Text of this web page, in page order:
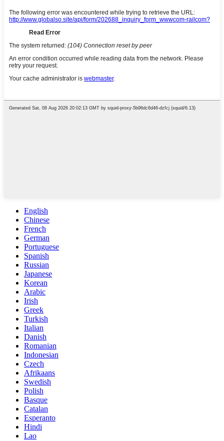
English
Chinese
French
German
Portuguese
Spanish
Russian
Japanese
Korean
Arabic
Irish
Greek
Turkish
Italian
Danish
Romanian
Indonesian
Czech
Afrikaans
Swedish
Polish
Basque
Catalan
Esperanto
Hindi
Lao